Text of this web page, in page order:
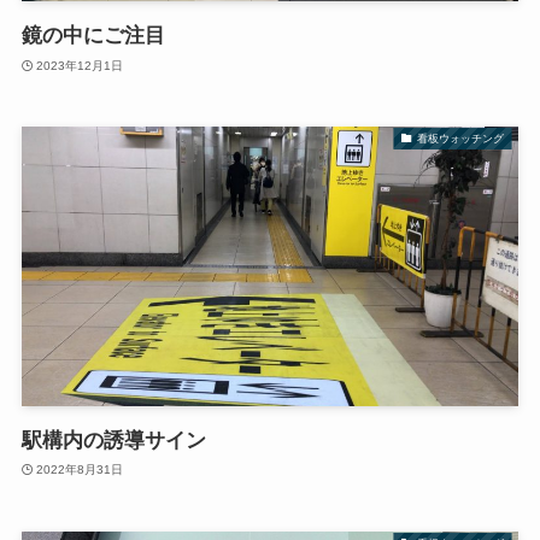
鏡の中にご注目
2023年12月1日
看板ウォッチング
駅構内の誘導サイン
2022年8月31日